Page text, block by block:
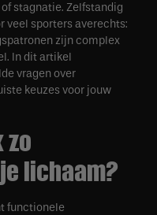
stagnatie. Zelfstandig
veel sporters averechts:
zijn complex
In dit artikel
vragen over
keuzes voor jouw
zo
lichaam?
functionele